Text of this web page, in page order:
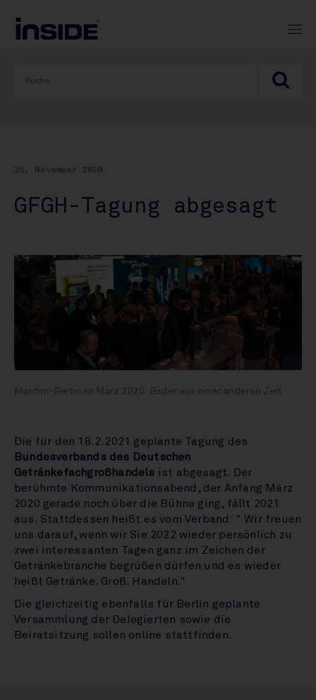
26. November 2020
GFGH-Tagung abgesagt
Maritim-Berlin im März 2020: Bilder aus einer anderen Zeit
Die für den 18.2.2021 geplante Tagung des
Bundesverbands des Deutschen
Getränkefachgroßhandels ist abgesagt. Der
berühmte Kommunikationsabend, der Anfang März
2020 gerade noch über die Bühne ging, fällt 2021
aus. Stattdessen heißt es vom Verband: " Wir freuen
uns darauf, wenn wir Sie 2022 wieder persönlich zu
zwei interessanten Tagen ganz im Zeichen der
Getränkebranche begrüßen dürfen und es wieder
heißt Getränke. Groß. Handeln."
Die gleichzeitig ebenfalls für Berlin geplante
Versammlung der Delegierten sowie die
Beiratsitzung sollen online stattfinden.